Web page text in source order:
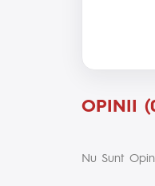
OPINII
Nu Sunt